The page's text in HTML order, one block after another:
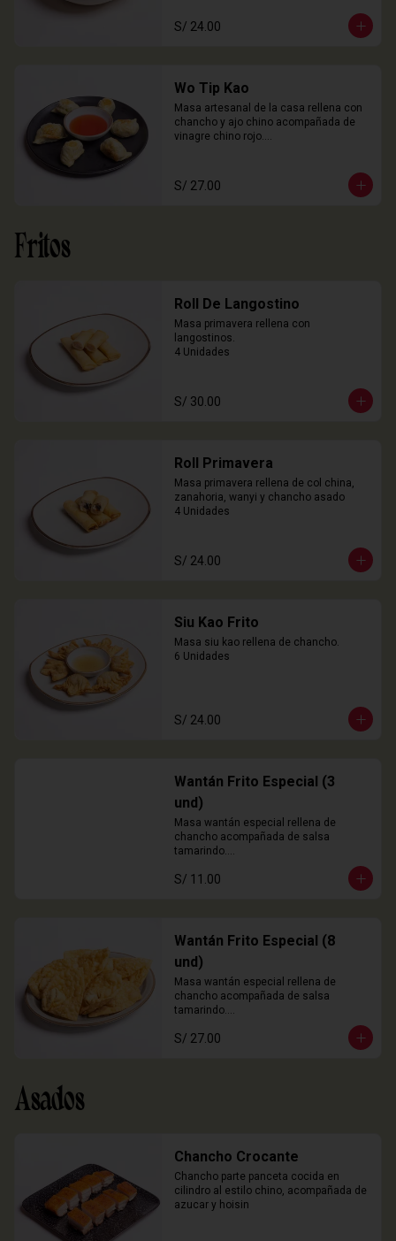
S/ 24.00
Wo Tip Kao
Masa artesanal de la casa rellena con
chancho y ajo chino acompañada de
vinagre chino rojo.
S/ 27.00
Fritos
Roll De Langostino
Masa primavera rellena con
langostinos.
4 Unidades
S/ 30.00
Roll Primavera
Masa primavera rellena de col china,
zanahoria, wanyi y chancho asado
4 Unidades
S/ 24.00
Siu Kao Frito
Masa siu kao rellena de chancho.
6 Unidades
S/ 24.00
Wantán Frito Especial (3
und)
Masa wantán especial rellena de
chancho acompañada de salsa
tamarindo.
S/ 11.00
Wantán Frito Especial (8
und)
Masa wantán especial rellena de
chancho acompañada de salsa
tamarindo.
S/ 27.00
Asados
Chancho Crocante
Chancho parte panceta cocida en
cilindro al estilo chino, acompañada de
azucar y hoisin